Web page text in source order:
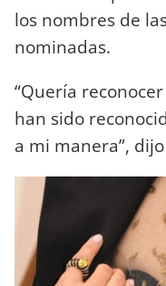
los nombres de
nominadas.
“Quería
han sido
a mi manera”,